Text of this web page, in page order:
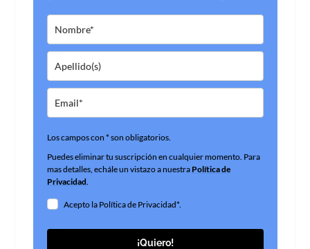
Los campos con * son obligatorios.
Puedes eliminar tu suscripción en cualquier momento. Para
mas detalles, echále un vistazo a nuestraPolítica de
Privacidad.
Acepto la Política de Privacidad*.
¡Quiero!